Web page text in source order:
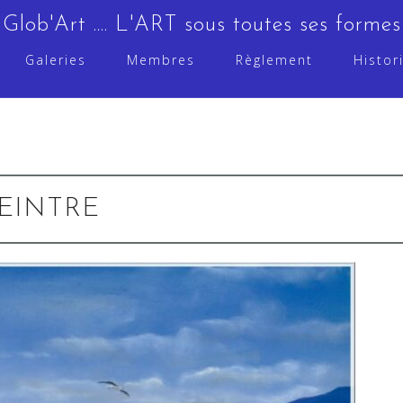
Glob'Art .... L'ART sous toutes ses formes
Galeries Membres Règlement